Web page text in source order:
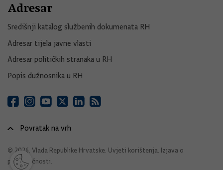
Adresar
Središnji katalog službenih dokumenata RH
Adresar tijela javne vlasti
Adresar političkih stranaka u RH
Popis dužnosnika u RH
Povratak na vrh
© 2026. Vlada Republike Hrvatske. Uvjeti korištenja Izjava o
pristupačnosti